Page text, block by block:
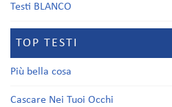
Testi BLANCO
TOP TESTI
Più bella cosa
Cascare Nei Tuoi Occhi